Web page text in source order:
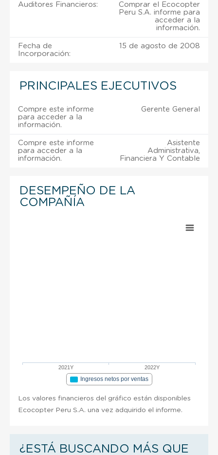
Auditores Financieros:
Comprar el Ecocopter
Peru S.A. informe para
acceder a la
información.
Fecha de
Incorporación:
15 de agosto de 2008
PRINCIPALES EJECUTIVOS
Compre este informe
para acceder a la
información.
Gerente General
Compre este informe
para acceder a la
información.
Asistente
Administrativa,
Financiera Y Contable
DESEMPEÑO DE LA
COMPAÑÍA
2021Y 2022Y
Ingresos netos por ventas
Los valores financieros del gráfico están disponibles
Ecocopter Peru S.A. una vez adquirido el informe.
¿ESTÁ BUSCANDO MÁS QUE